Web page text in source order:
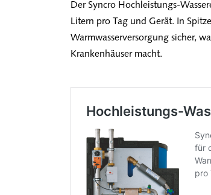
Der Syncro Hochleistungs-
Litern pro Tag und Gerät. In
Warmwasserversorgung sicher,
Krankenhäuser macht.